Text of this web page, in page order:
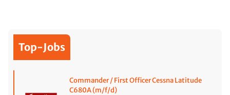
Top-Jobs
Commander / First Officer Cessna Latitude
C680A (m/f/d)